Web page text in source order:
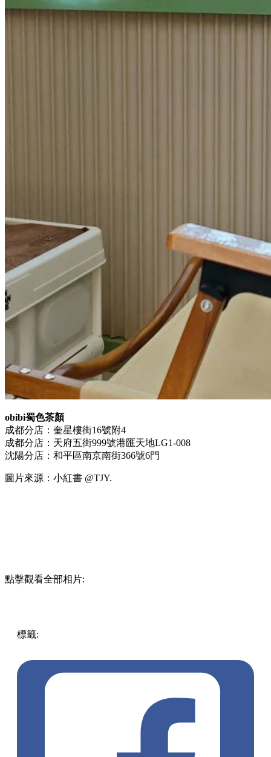
obibi蜀色茶顏
成都分店：奎星樓街16號附4
成都分店：天府五街999號港匯天地LG1-008
沈陽分店：和平區南京南街366號6門
圖片來源：小紅書 @TJY.
點擊觀看全部相片:
標籤: